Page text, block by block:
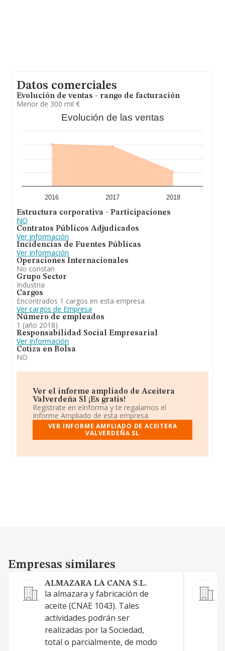
Datos comerciales
Evolución de ventas - rango de facturación
Menor de 300 mil €
Evolución de las ventas
2016 2017 2018
Estructura corporativa - Participaciones
NO
Contratos Públicos Adjudicados
Ver Información
Incidencias de Fuentes Públicas
Ver Información
Operaciones Internacionales
No constan
Grupo Sector
Industria
Cargos
Encontrados 1 cargos en esta empresa
Ver cargos de Empresa
Número de empleados
1 (año 2018)
Responsabilidad Social Empresarial
Ver Información
Cotiza en Bolsa
NO
Ver el informe ampliado de Aceitera
Valverdeña Sl ¡Es gratis!
Regístrate en eInforma y te regalamos el
Informe Ampliado de esta empresa.
VER INFORME AMPLIADO DE ACEITERA
VALVERDEÑA SL
Empresas similares
Empresas similares
ALMAZARA LA CANA S.L.
la almazara y fabricación de
aceite (CNAE 1043). Tales
actividades podrán ser
realizadas por la Sociedad,
total o parcialmente, de modo